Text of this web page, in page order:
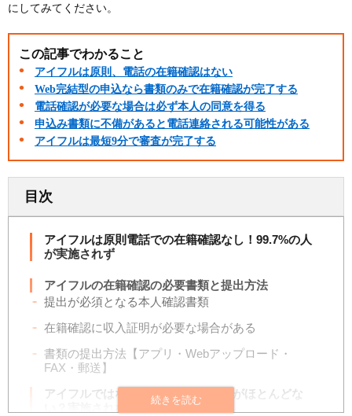
にしてみてください。
この記事でわかること
アイフルは原則、電話の在籍確認はない
Web完結型の申込なら書類のみで在籍確認が完了する
電話確認が必要な場合は必ず本人の同意を得る
申込み書類に不備があると電話連絡される可能性がある
アイフルは最短9分で審査が完了する
目次
アイフルは原則電話での在籍確認なし！99.7%の人
が実施されず
アイフルの在籍確認の必要書類と提出方法
提出が必須となる本人確認書類
在籍確認に収入証明が必要な場合がある
書類の提出方法【アプリ・Webアップロード・
FAX・郵送】
アイフルではなぜ職場への電話連絡がほとんどな
い？実施されない3つの理由